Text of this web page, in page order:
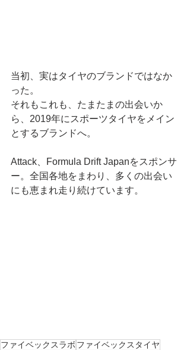
当初、実はタイヤのブランドではなか
った。
それもこれも、たまたまの出会いか
ら、2019年にスポーツタイヤをメイン
とするブランドへ。
Attack、Formula Drift Japanをスポンサ
ー。全国各地をまわり、多くの出会い
にも恵まれ走り続けています。
ファイベックスラボ ファイベックスタイヤ